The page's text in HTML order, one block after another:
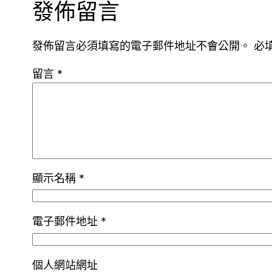
發佈留言
發佈留言必須填寫的電子郵件地址不會公開。 必
留言 *
顯示名稱 *
電子郵件地址 *
個人網站網址